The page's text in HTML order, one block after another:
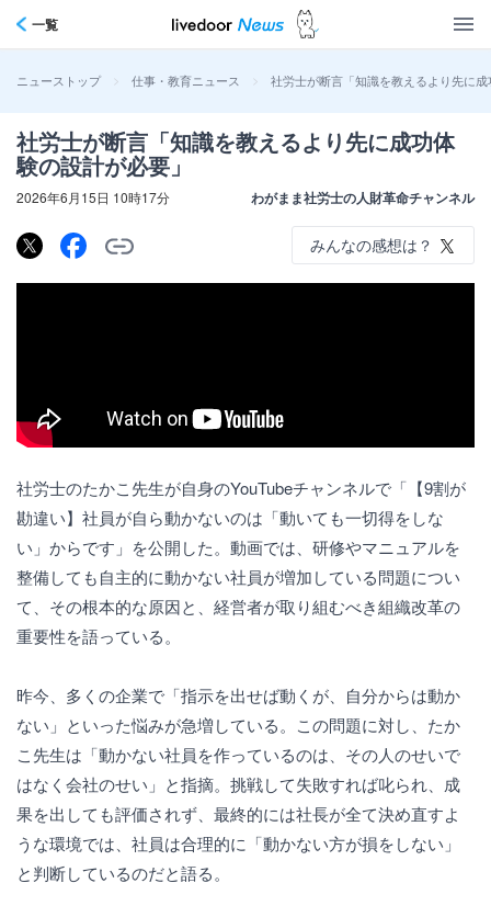
一覧
ニューストップ > 仕事・教育ニュース > 社労士が断言「知識を教えるより先に
社労士が断言「知識を教えるより先に成功体
験の設計が必要」
2026年6月15日 10時17分 わがまま社労士の人財革命チャンネル
みんなの感想は？
社労士のたかこ先生が自身のYouTubeチャンネルで「【9割が
勘違い】社員が自ら動かないのは「動いても一切得をしな
い」からです」を公開した。動画では、研修やマニュアルを
整備しても自主的に動かない社員が増加している問題につい
て、その根本的な原因と、経営者が取り組むべき組織改革の
重要性を語っている。
昨今、多くの企業で「指示を出せば動くが、自分からは動か
ない」といった悩みが急増している。この問題に対し、たか
こ先生は「動かない社員を作っているのは、その人のせいで
はなく会社のせい」と指摘。挑戦して失敗すれば叱られ、成
果を出しても評価されず、最終的には社長が全て決め直すよ
うな環境では、社員は合理的に「動かない方が損をしない」
と判断しているのだと語る。